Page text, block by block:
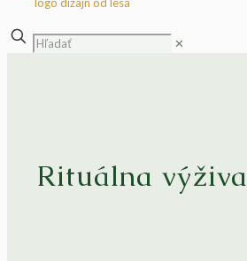
✕
Rituálna výživa